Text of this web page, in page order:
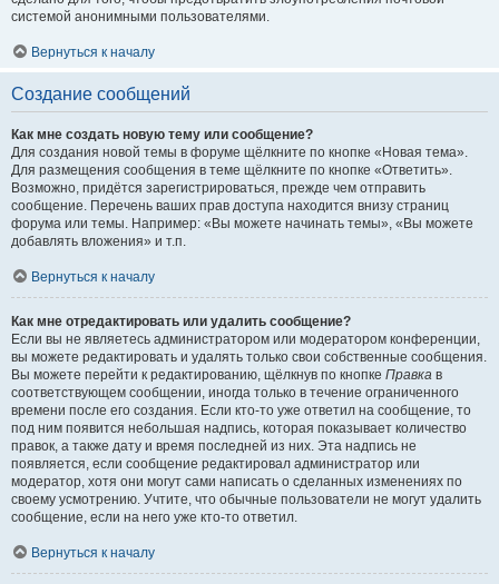
системой анонимными пользователями.
Вернуться к началу
Создание сообщений
Как мне создать новую тему или сообщение?
Для создания новой темы в форуме щёлкните по кнопке «Новая тема».
Для размещения сообщения в теме щёлкните по кнопке «Ответить».
Возможно, придётся зарегистрироваться, прежде чем отправить
сообщение. Перечень ваших прав доступа находится внизу страниц
форума или темы. Например: «Вы можете начинать темы», «Вы можете
добавлять вложения» и т.п.
Вернуться к началу
Как мне отредактировать или удалить сообщение?
Если вы не являетесь администратором или модератором конференции,
вы можете редактировать и удалять только свои собственные сообщения.
Вы можете перейти к редактированию, щёлкнув по кнопке Правка в
соответствующем сообщении, иногда только в течение ограниченного
времени после его создания. Если кто-то уже ответил на сообщение, то
под ним появится небольшая надпись, которая показывает количество
правок, а также дату и время последней из них. Эта надпись не
появляется, если сообщение редактировал администратор или
модератор, хотя они могут сами написать о сделанных изменениях по
своему усмотрению. Учтите, что обычные пользователи не могут удалить
сообщение, если на него уже кто-то ответил.
Вернуться к началу